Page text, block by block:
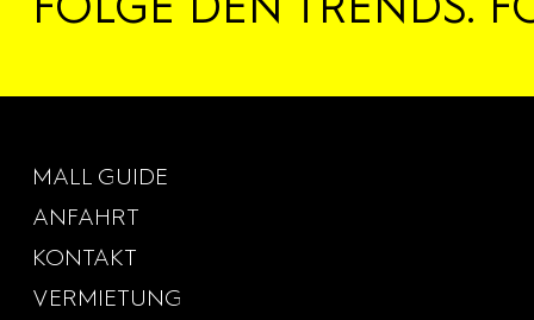
MALL GUIDE
ANFAHRT
KONTAKT
VERMIETUNG